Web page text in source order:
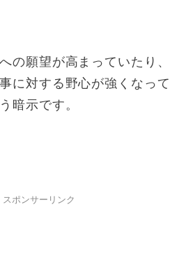
の願望が高まっていたり、
に対する野心が強くなって
暗示です。
スポンサーリンク